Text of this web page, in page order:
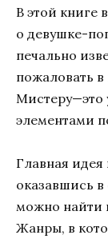
В этой книге
о девушке-
печально
пожаловать
Мистеру—это
элементами
Главная идея
оказавшись в
можно найти
Жанры, в